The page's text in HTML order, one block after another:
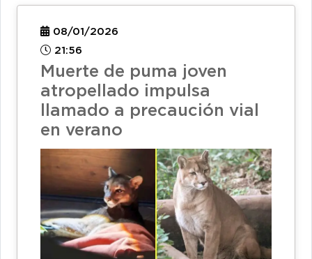
08/01/2026
21:56
Muerte de puma joven
atropellado impulsa
llamado a precaución vial
en verano